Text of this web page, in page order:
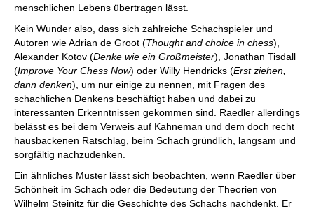
menschlichen Lebens übertragen lässt.
Kein Wunder also, dass sich zahlreiche Schachspieler und
Autoren wie Adrian de Groot (Thought and choice in chess),
Alexander Kotov (Denke wie ein Großmeister), Jonathan Tisdall
(Improve Your Chess Now) oder Willy Hendricks (Erst ziehen,
dann denken), um nur einige zu nennen, mit Fragen des
schachlichen Denkens beschäftigt haben und dabei zu
interessanten Erkenntnissen gekommen sind. Raedler allerdings
belässt es bei dem Verweis auf Kahneman und dem doch recht
hausbackenen Ratschlag, beim Schach gründlich, langsam und
sorgfältig nachzudenken.
Ein ähnliches Muster lässt sich beobachten, wenn Raedler über
Schönheit im Schach oder die Bedeutung der Theorien von
Wilhelm Steinitz für die Geschichte des Schachs nachdenkt. Er